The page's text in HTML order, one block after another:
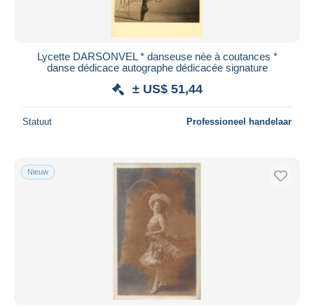
Lycette DARSONVEL * danseuse née à coutances *
danse dédicace autographe dédicacée signature
± US$ 51,44
Statuut Professioneel handelaar
Nieuw